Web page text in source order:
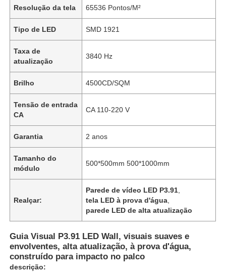
Resolução da tela 65536 Pontos/M²
Tipo de LED SMD 1921
Taxa de
atualização
3840 Hz
Brilho 4500CD/SQM
Tensão de entrada
CA
CA 110-220 V
Garantia 2 anos
Tamanho do
módulo
500*500mm 500*1000mm
Realçar:
Parede de vídeo LED P3.91
tela LED à prova d'água
parede LED de alta atualização
Guia Visual P3.91 LED Wall, visuais suaves e
envolventes, alta atualização, à prova d'água,
construído para impacto no palco
descrição: